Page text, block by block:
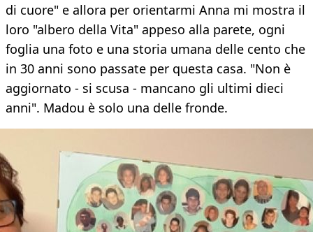
di cuore" e allora per orientarmi Anna mi mostra il
loro "albero della Vita" appeso alla parete, ogni
foglia una foto e una storia umana delle cento che
in 30 anni sono passate per questa casa. "Non è
aggiornato - si scusa - mancano gli ultimi dieci
anni". Madou è solo una delle fronde.